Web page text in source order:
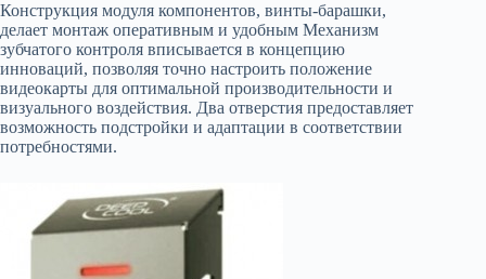
Конструкция модуля компонентов, винты-барашки,
делает монтаж оперативным и удобным Механизм
зубчатого контроля вписывается в концепцию
инноваций, позволяя точно настроить положение
видеокарты для оптимальной производительности и
визуального воздействия. Два отверстия предоставляет
возможность подстройки и адаптации в соответствии
потребностями.